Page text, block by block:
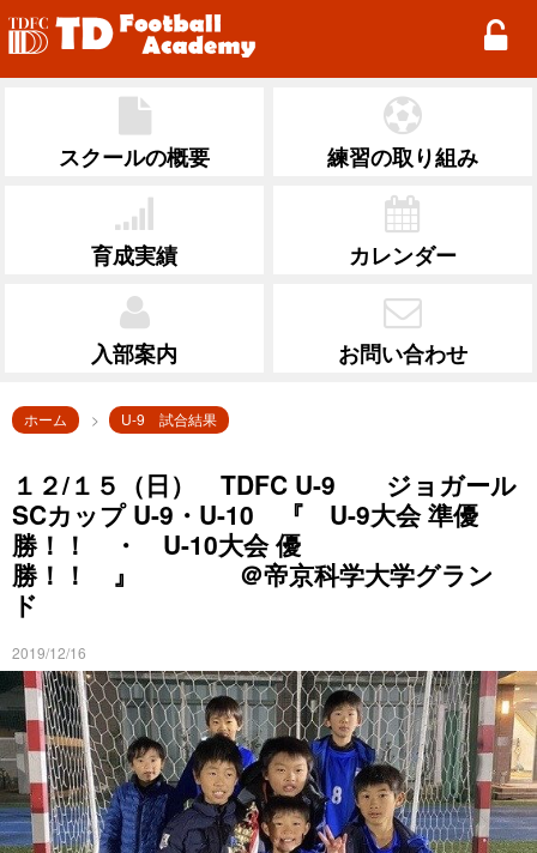
スクールの概要 練習の取り組み
育成実績 カレンダー
入部案内 お問い合わせ
ホーム U-9 試合結果
１２/１５（日） TDFC U-9 ジョガール
SCカップ U-9・U-10 『 U-9大会 準優
勝！！ ・ U-10大会 優
勝！！ 』 ＠帝京科学大学グラン
ド
2019/12/16